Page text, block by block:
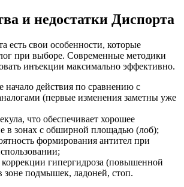
и недостатки Диспорта
есть свои особенности, которые
при выборе. Современные методики
инъекции максимально эффективно.
начало действия по сравнению с
(первые изменения заметны уже
что обеспечивает хорошее
в зонах с обширной площадью (лоб);
формирования антител при
гипергидроза (повышенной
зоне подмышек, ладоней, стоп.